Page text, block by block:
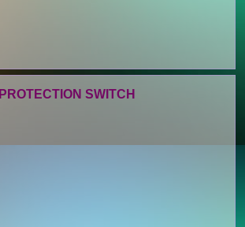
PROTECTION SWITCH